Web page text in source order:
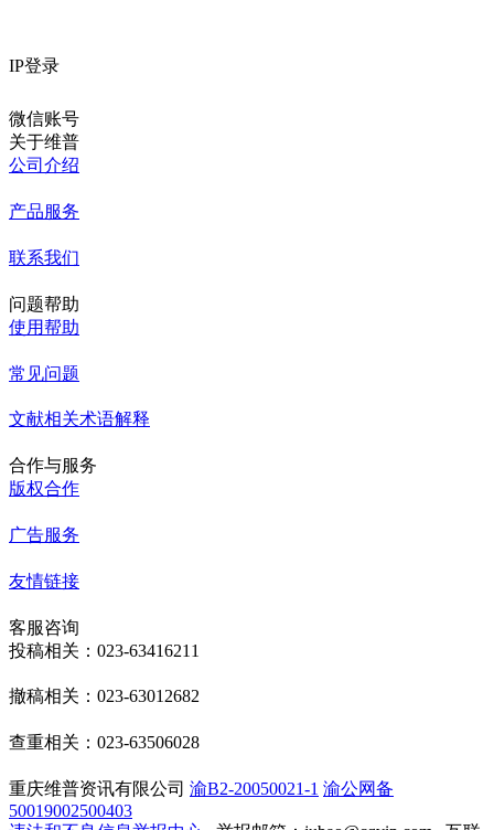
IP登录
微信账号
关于维普
公司介绍
产品服务
联系我们
问题帮助
使用帮助
常见问题
文献相关术语解释
合作与服务
版权合作
广告服务
友情链接
客服咨询
投稿相关：023-63416211
撤稿相关：023-63012682
查重相关：023-63506028
重庆维普资讯有限公司 渝B2-20050021-1 渝公网备
50019002500403